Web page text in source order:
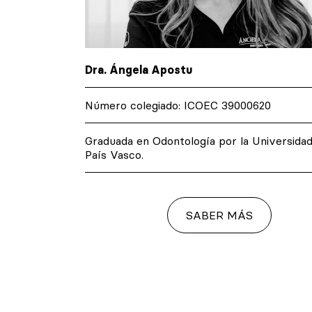
Dra. Ángela Apostu
Número colegiado: ICOEC 39000620
Graduada en Odontología por la
País Vasco.
SABER MÁS